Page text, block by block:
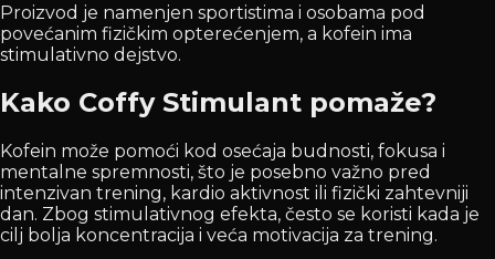
Proizvod je namenjen sportistima i osobama pod
povećanim fizičkim opterećenjem, a kofein ima
stimulativno dejstvo.
Kako Coffy Stimulant pomaže?
Kofein može pomoći kod osećaja budnosti, fokusa i
mentalne spremnosti, što je posebno važno pred
intenzivan trening, kardio aktivnost ili fizički zahtevniji
dan. Zbog stimulativnog efekta, često se koristi kada je
cilj bolja koncentracija i veća motivacija za trening.